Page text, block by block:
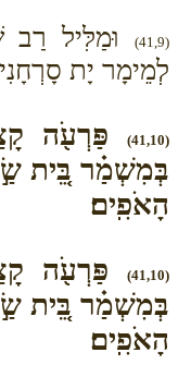
(41,9)
וּמַלִּיל
לְמֵימָר יָת
(41,10)
פַּרְעֹ֖ה
בְּמִשְׁמַ֗ר בֵּ֚ית
הָאֹפִֽים׃
(41,10)
פַּרְעֹ֖ה
בְּמִשְׁמַ֗ר בֵּ֚ית
הָאֹפִֽים׃